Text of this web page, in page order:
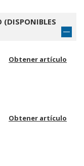
(DISPONIBLES
Obtener artículo
Obtener artículo